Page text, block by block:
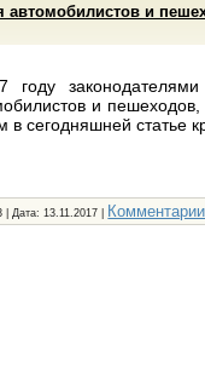
автомобилистов и
году
и
в сегодняшней статье
| Дата:13.11.2017